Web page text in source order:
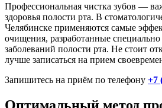
Профессиональная чистка зубов —
здоровья полости рта. В
Челябинске применяются самые
очищения, разработанные
заболеваний полости рта. Не стоит
лучше записаться на прием
Запишитесь на приём по телефону +7
Оптимальный метод